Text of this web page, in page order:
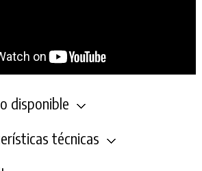
disponible
técnicas